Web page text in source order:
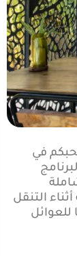
لمدة 12 يوم، حيث نصحبكم في
التنقل
للعوائل